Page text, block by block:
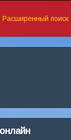
Расширенный поиск